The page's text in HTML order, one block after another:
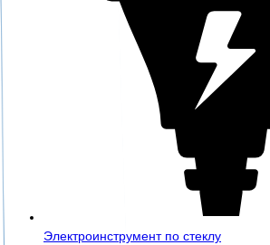
Электроинструмент по стеклу